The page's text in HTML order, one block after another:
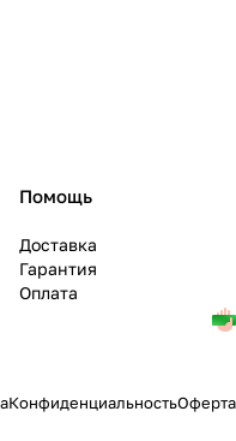
Помощь
Доставка
Гарантия
Оплата
КонфиденциальностьОферта